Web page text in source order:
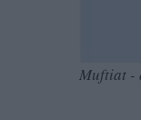
Muftiat -